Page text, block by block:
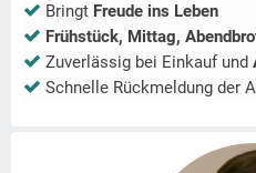
Bringt Freude ins Leben
Frühstück, Mittag,
Zuverlässig bei Einkauf und
Schnelle Rückmeldung der